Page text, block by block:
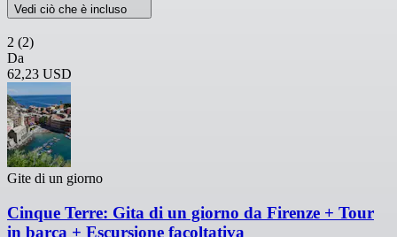
Vedi ciò che è incluso
2 (2)
Da
62,23 USD
Gite di un giorno
Cinque Terre: Gita di un giorno da Firenze + Tour
in barca + Escursione facoltativa